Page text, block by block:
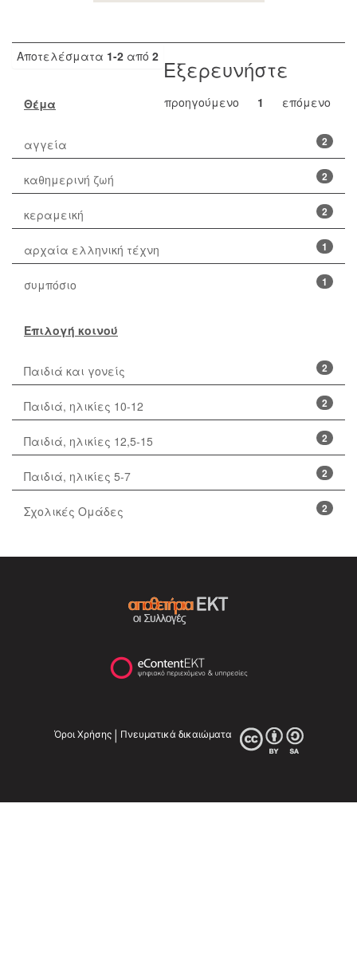
Αποτελέσματα 1-2 από 2
προηγούμενο 1 επόμενο
Εξερευνήστε
Θέμα
2
αγγεία
2
καθημερινή ζωή
2
κεραμεική
1
αρχαία ελληνική τέχνη
1
συμπόσιο
Επιλογή κοινού
2
Παιδιά και γονείς
2
Παιδιά, ηλικίες 10-12
2
Παιδιά, ηλικίες 12,5-15
2
Παιδιά, ηλικίες 5-7
2
Σχολικές Ομάδες